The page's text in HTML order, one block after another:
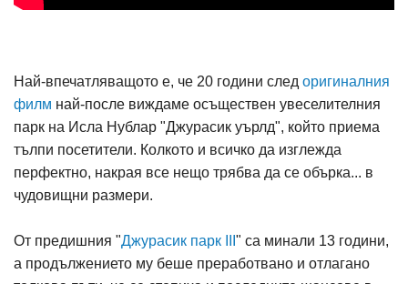
Най-впечатляващото е, че 20 години след оригиналния
филм най-после виждаме осъществен увеселителния
парк на Исла Нублар "Джурасик уърлд", който приема
тълпи посетители. Колкото и всичко да изглежда
перфектно, накрая все нещо трябва да се обърка... в
чудовищни размери.
От предишния "Джурасик парк III " са минали 13 години,
а продължението му беше преработвано и отлагано